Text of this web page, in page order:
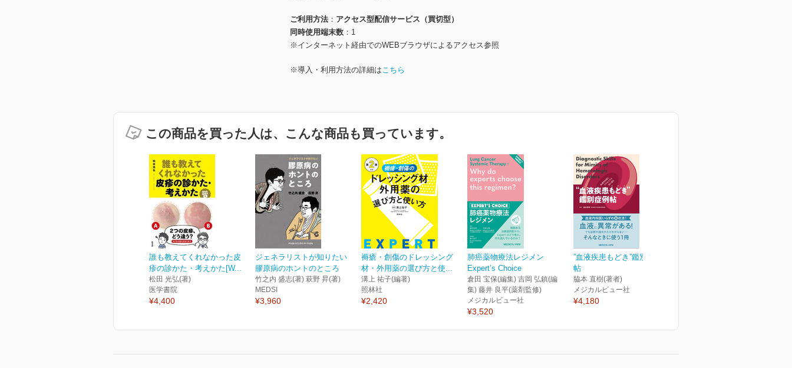
ご利用方法
アクセス型配信サービス（買切型）
同時使用端末数
1
※インターネット経由でのWEBブラウザによるアクセス参照
※導入・利用方法の詳細はこちら
この商品を買った人は、こんな商品も買っています。
誰も教えてくれなかった皮
疹の診かた・考えかた[W...
松田 光弘(著)
医学書院
¥4,400
ジェネラリストが知りたい
膠原病のホントのところ
竹之内 盛志(著) 萩野 昇(著)
MEDSI
¥3,960
褥瘡・創傷のドレッシング
材・外用薬の選び方と使...
溝上 祐子(編著)
照林社
¥2,420
肺癌薬物療法レジメン
Expert’s Choice
倉田 宝保(編集) 吉岡 弘鎮(編
集) 藤井 良平(薬剤監修)
メジカルビュー社
¥3,520
”血液疾患もどき”鑑別症例
帖
脇本 直樹(著者)
メジカルビュー社
¥4,180